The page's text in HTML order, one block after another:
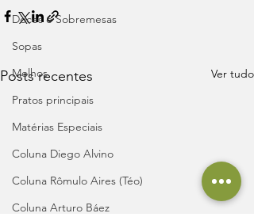
Doces e Sobremesas
Sopas
Molhos
Pratos principais
Matérias Especiais
Coluna Diego Alvino
Coluna Rômulo Aires (Téo)
Coluna Arturo Báez
Posts recentes Ver tudo